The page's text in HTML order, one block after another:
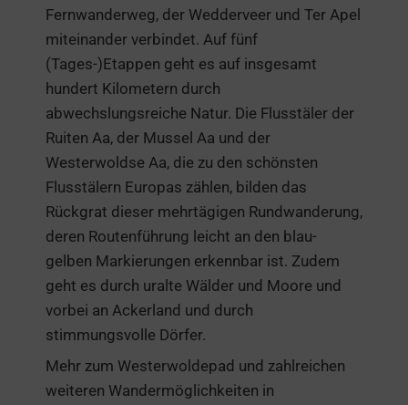
Fernwanderweg, der Wedderveer und Ter Apel
miteinander verbindet. Auf fünf
(Tages-)Etappen geht es auf insgesamt
hundert Kilometern durch
abwechslungsreiche Natur. Die Flusstäler der
Ruiten Aa, der Mussel Aa und der
Westerwoldse Aa, die zu den schönsten
Flusstälern Europas zählen, bilden das
Rückgrat dieser mehrtägigen Rundwanderung,
deren Routenführung leicht an den blau-
gelben Markierungen erkennbar ist. Zudem
geht es durch uralte Wälder und Moore und
vorbei an Ackerland und durch
stimmungsvolle Dörfer.
Mehr zum Westerwoldepad und zahlreichen
weiteren Wandermöglichkeiten in